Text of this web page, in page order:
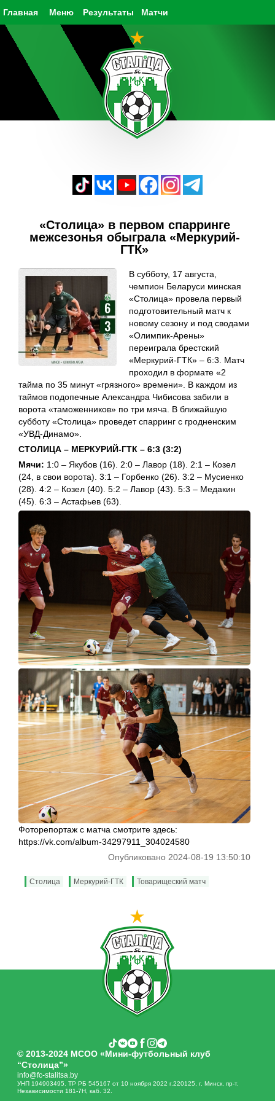
Главная Результаты Матчи
Меню
«Столица» в первом спарринге
межсезонья обыграла «Меркурий-
ГТК»
В субботу, 17 августа,
чемпион Беларуси минская
«Столица» провела первый
подготовительный матч к
новому сезону и под сводами
«Олимпик-Арены»
переиграла брестский
«Меркурий-ГТК» – 6:3. Матч
проходил в формате «2
тайма по 35 минут «грязного» времени». В каждом из
таймов подопечные Александра Чибисова забили в
ворота «таможенников» по три мяча. В ближайшую
субботу «Столица» проведет спарринг с гродненским
«УВД-Динамо».
СТОЛИЦА – МЕРКУРИЙ-ГТК – 6:3 (3:2)
Мячи: 1:0 – Якубов (16). 2:0 – Лавор (18). 2:1 – Козел
(24, в свои ворота). 3:1 – Горбенко (26). 3:2 – Мусиенко
(28). 4:2 – Козел (40). 5:2 – Лавор (43). 5:3 – Медакин
(45). 6:3 – Астафьев (63).
Фоторепортаж с матча смотрите здесь:
https://vk.com/album-34297911_304024580
Опубликовано 2024-08-19 13:50:10
Столица Меркурий-ГТК Товарищеский матч
© 2013-2024 МСОО «Мини-футбольный клуб
“Столица”»
info@fc-stalitsa.by
УНП 194903495. ТР РБ 545167 от 10 ноября 2022 г.220125, г. Минск, пр-т.
Независимости 181-7Н, каб. 32.